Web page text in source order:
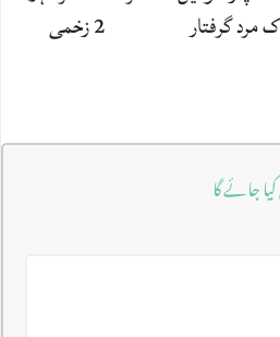
مرد گرفتار
2 زخمی
جائے گا